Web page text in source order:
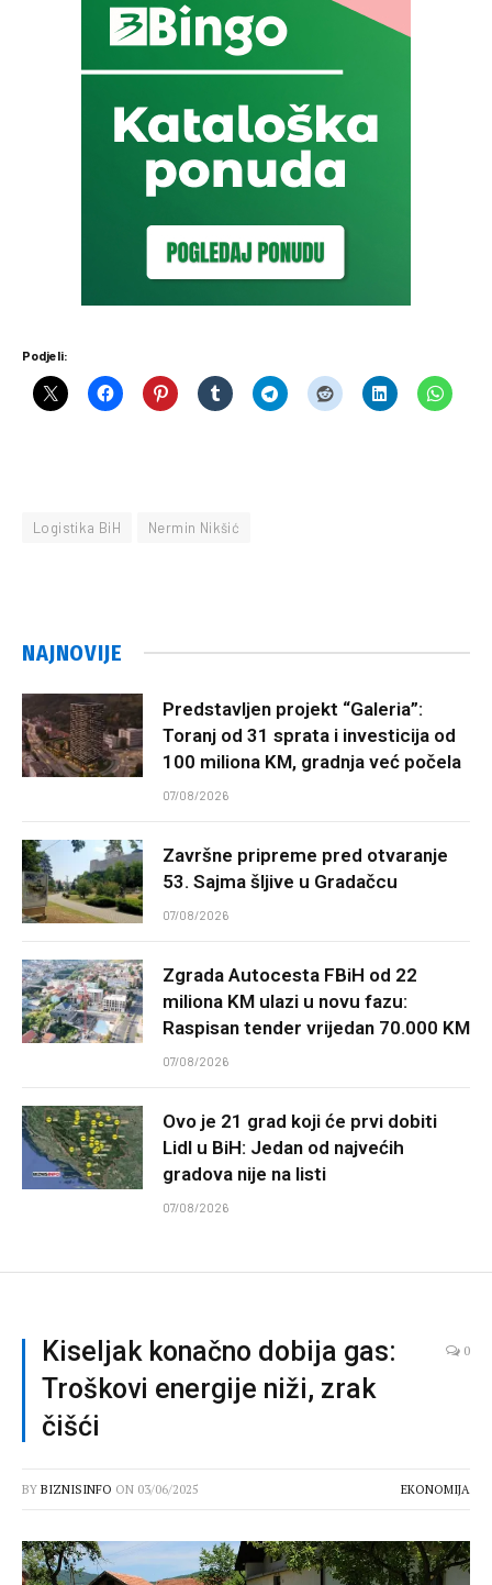
Podjeli:
Logistika BiH Nermin Nikšić
NAJNOVIJE
Predstavljen projekt “Galeria”:
Toranj od 31 sprata i investicija od
100 miliona KM, gradnja već počela
07/08/2026
Završne pripreme pred otvaranje
53. Sajma šljive u Gradačcu
07/08/2026
Zgrada Autocesta FBiH od 22
miliona KM ulazi u novu fazu:
Raspisan tender vrijedan 70.000 KM
07/08/2026
Ovo je 21 grad koji će prvi dobiti
Lidl u BiH: Jedan od najvećih
gradova nije na listi
07/08/2026
Kiseljak konačno dobija gas:
Troškovi energije niži, zrak
čišći
0
BY BIZNISINFO ON 03/06/2025 EKONOMIJA